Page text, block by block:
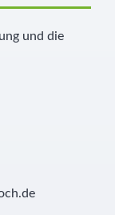
und die